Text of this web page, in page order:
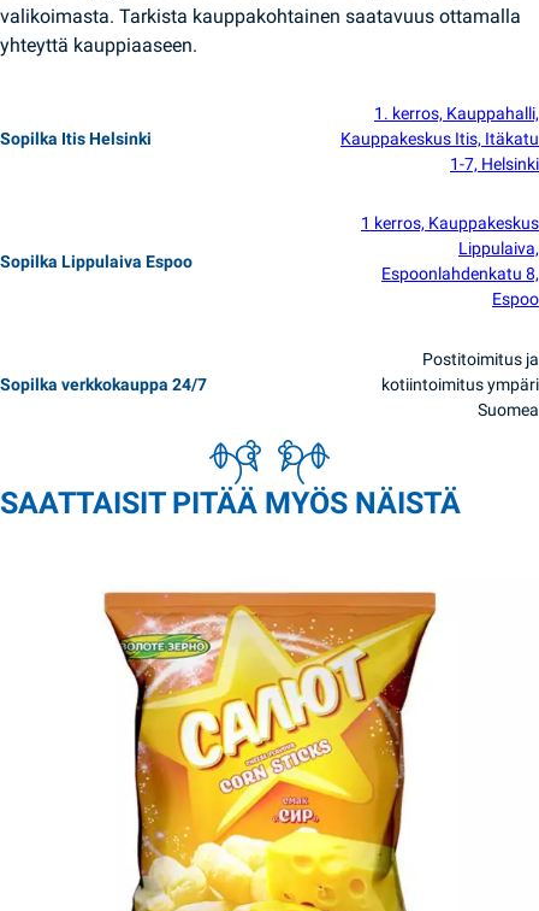
valikoimasta. Tarkista kauppakohtainen saatavuus ottamalla
yhteyttä kauppiaaseen.
Sopilka Itis Helsinki
1. kerros, Kauppahalli,
Kauppakeskus Itis, Itäkatu
1-7, Helsinki
Sopilka Lippulaiva Espoo
1 kerros, Kauppakeskus
Lippulaiva,
Espoonlahdenkatu 8,
Espoo
Sopilka verkkokauppa 24/7
Postitoimitus ja
kotiintoimitus ympäri
Suomea
SAATTAISIT PITÄÄ MYÖS NÄISTÄ